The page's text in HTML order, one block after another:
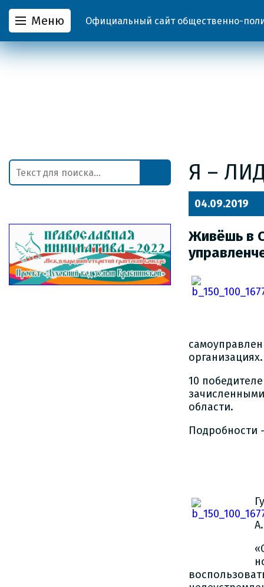
Меню Официальный сайт общественно-
Я –
04.09.2019
Живёшь в
организациях.
10
области.
Подробности